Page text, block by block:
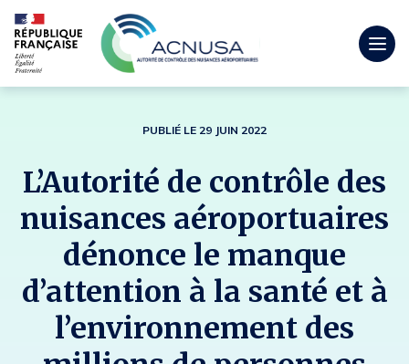
PUBLIÉ LE 29 JUIN 2022
L’Autorité de contrôle des
nuisances aéroportuaires
dénonce le manque
d’attention à la santé et à
l’environnement des